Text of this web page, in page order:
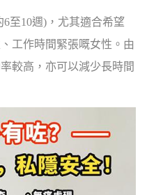
至10週)，尤其適合希望
工作時間緊張嘅女性。由
較高，亦可以減少長時間